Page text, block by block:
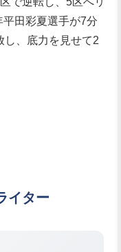
田彩夏選手が7分
し、底力を見せて2
イター